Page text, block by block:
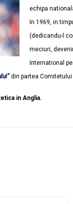
echipa
In 1969, in
(dedicandu-l
meciuri,
International
din partea
in Anglia.